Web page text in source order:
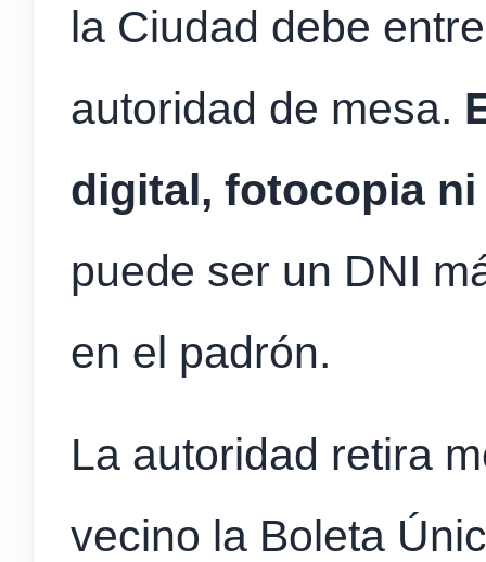
la Ciudad debe
autoridad de mesa.
digital, fotocopia
puede ser un DNI
en el padrón.
La autoridad retira
vecino la Boleta